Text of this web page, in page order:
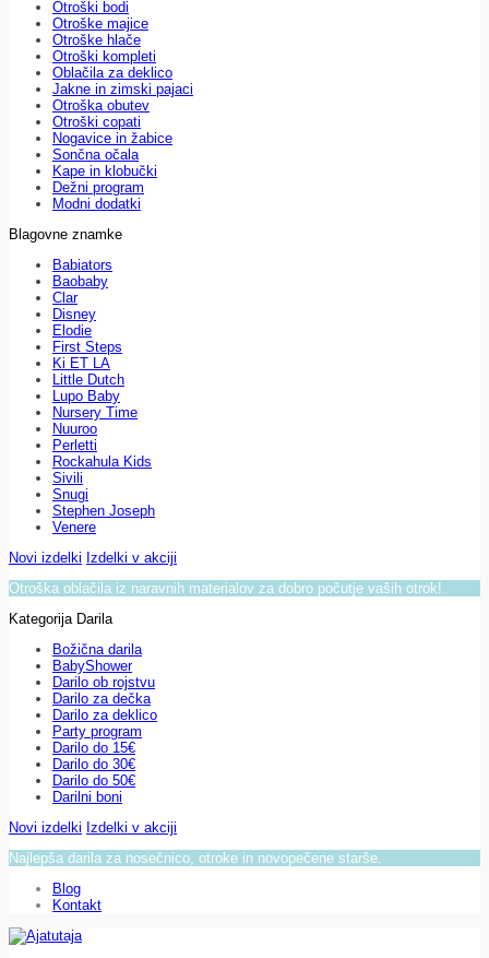
Otroški bodi
Otroške majice
Otroške hlače
Otroški kompleti
Oblačila za deklico
Jakne in zimski pajaci
Otroška obutev
Otroški copati
Nogavice in žabice
Sončna očala
Kape in klobučki
Dežni program
Modni dodatki
Blagovne znamke
Babiators
Baobaby
Clar
Disney
Elodie
First Steps
Ki ET LA
Little Dutch
Lupo Baby
Nursery Time
Nuuroo
Perletti
Rockahula Kids
Sivili
Snugi
Stephen Joseph
Venere
Novi izdelki Izdelki v akciji
Otroška oblačila iz naravnih materialov za dobro počutje vaših otrok!
Kategorija Darila
Božična darila
BabyShower
Darilo ob rojstvu
Darilo za dečka
Darilo za deklico
Party program
Darilo do 15€
Darilo do 30€
Darilo do 50€
Darilni boni
Novi izdelki Izdelki v akciji
Najlepša darila za nosečnico, otroke in novopečene starše.
Blog
Kontakt